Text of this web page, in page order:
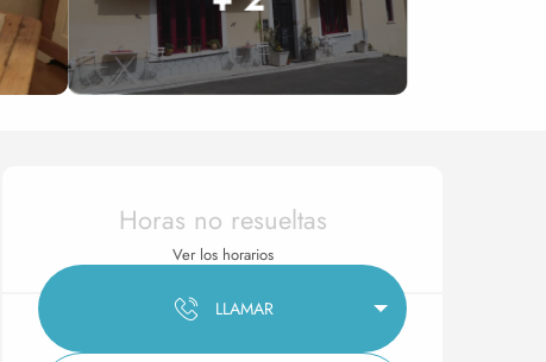
Horarios y datos de
Horas no resueltas
Ver los horarios
LLAMAR